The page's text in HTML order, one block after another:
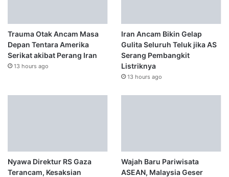
Trauma Otak Ancam Masa
Depan Tentara Amerika
Serikat akibat Perang Iran
13 hours ago
Iran Ancam Bikin Gelap
Gulita Seluruh Teluk jika AS
Serang Pembangkit
Listriknya
13 hours ago
Nyawa Direktur RS Gaza
Terancam, Kesaksian
Wajah Baru Pariwisata
ASEAN, Malaysia Geser